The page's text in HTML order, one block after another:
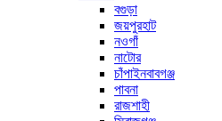
বগুড়া
জয়পুরহাট
নওগাঁ
নাটোর
চাঁপাইনবাবগঞ্জ
পাবনা
রাজশাহী